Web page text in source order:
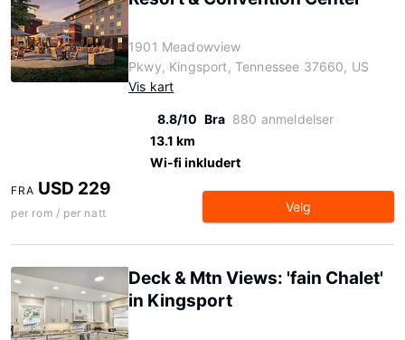
1901 Meadowview
Pkwy, Kingsport, Tennessee 37660, US
Vis kart
8.8/10 Bra 880 anmeldelser
13.1 km
Wi-fi inkludert
FRA USD 229
per rom / per natt Velg
Deck & Mtn Views: 'fain Chalet'
in Kingsport